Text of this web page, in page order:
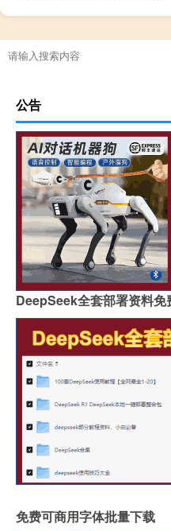
公告
DeepSeek全套部署资料免
免费可商用字体批量下载